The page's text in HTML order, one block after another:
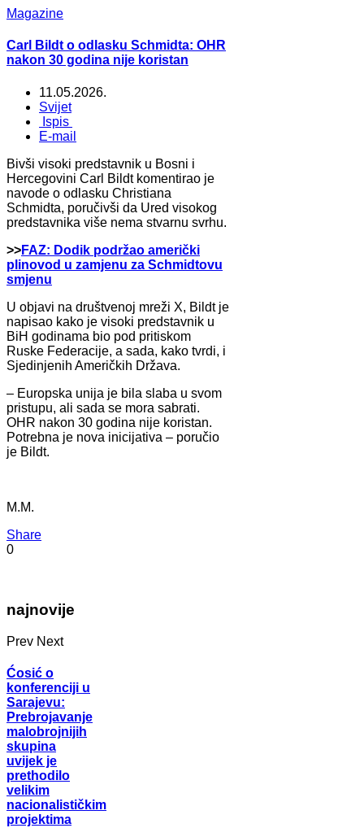
Magazine
Carl Bildt o odlasku Schmidta: OHR
nakon 30 godina nije koristan
11.05.2026.
Svijet
Ispis
E-mail
Bivši visoki predstavnik u Bosni i
Hercegovini Carl Bildt komentirao je
navode o odlasku Christiana
Schmidta, poručivši da Ured visokog
predstavnika više nema stvarnu svrhu.
>>FAZ: Dodik podržao američki
plinovod u zamjenu za Schmidtovu
smjenu
U objavi na društvenoj mreži X, Bildt je
napisao kako je visoki predstavnik u
BiH godinama bio pod pritiskom
Ruske Federacije, a sada, kako tvrdi, i
Sjedinjenih Američkih Država.
– Europska unija je bila slaba u svom
pristupu, ali sada se mora sabrati.
OHR nakon 30 godina nije koristan.
Potrebna je nova inicijativa – poručio
je Bildt.
M.M.
Share
0
najnovije
Prev Next
Ćosić o
konferenciji u
Sarajevu:
Prebrojavanje
malobrojnijih
skupina
uvijek je
prethodilo
velikim
nacionalističkim
projektima